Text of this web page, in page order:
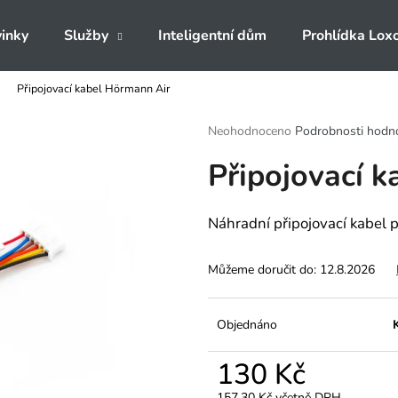
Služby Inteligentní dům Prohlídka
Připojovací kabel Hörmann Air
Průměrné
produktu
je
z
5
Neohodnoceno Podrobnosti
Připojovací
Náhradní připojovací kabel
Můžeme doručit do: 12.8.2026
Objednáno
130 Kč
Co potřebujete najít?
HLEDAT